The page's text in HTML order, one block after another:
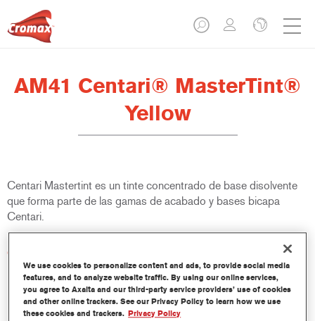
AM41 Centari® MasterTint®
Yellow
Centari Mastertint es un tinte concentrado de base disolvente
que forma parte de las gamas de acabado y bases bicapa
Centari.
Características del producto
Sistema de pintado de base disolvente, único por su
versatilidad y facilidad de uso.
Una sola máquina de mezcla proporciona todas las
calidades de base disolvente: medios y altos sólidos,
We use cookies to personalize content and ads, to provide social media
features, and to analyze website traffic. By using our online services,
you agree to Axalta and our third-party service providers’ use of cookies
and other online trackers. See our Privacy Policy to learn how we use
these cookies and trackers. Privacy Policy